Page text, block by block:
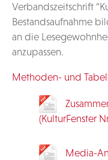
Verbandszeitschrift
Bestandsaufnahme
an die
anzupassen.
Methoden- und
(KulturFenster
Media-